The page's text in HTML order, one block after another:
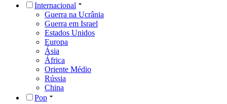
Internacional
Guerra na Ucrânia
Guerra em Israel
Estados Unidos
Europa
Ásia
África
Oriente Médio
Rússia
China
Pop